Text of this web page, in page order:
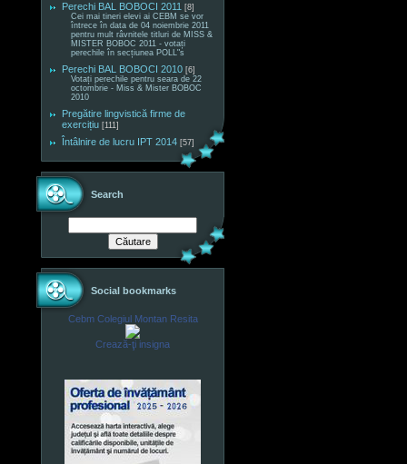
Perechi BAL BOBOCI 2011 [8]
Cei mai tineri elevi ai CEBM se vor
întrece în data de 04 noiembrie 2011
pentru mult râvnitele titluri de MISS &
MISTER BOBOC 2011 - votați
perechile în secțiunea POLL"s
Perechi BAL BOBOCI 2010 [6]
Votați perechile pentru seara de 22
octombrie - Miss & Mister BOBOC
2010
Pregătire lingvistică firme de
exercițiu [111]
Întâlnire de lucru IPT 2014 [57]
Search
Social bookmarks
Cebm Colegiul Montan Resita
Crează-ţi insigna